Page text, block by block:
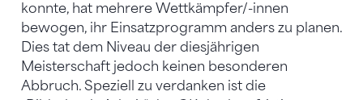
konnte, hat mehrere Wettkämpfer/-innen
bewogen, ihr Einsatzprogramm anders zu planen.
Dies tat dem Niveau der diesjährigen
Meisterschaft jedoch keinen besonderen
Abbruch. Speziell zu verdanken ist die